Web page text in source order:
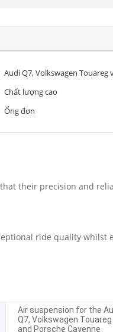
Audi Q7, Volkswagen Touareg
Chất lượng cao
Ống đơn
their precision and
ride quality whilst
Air suspension for the
Q7, Volkswagen Touareg
and Porsche Cayenne